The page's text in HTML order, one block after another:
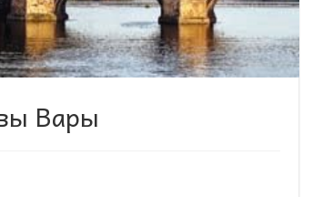
Вары